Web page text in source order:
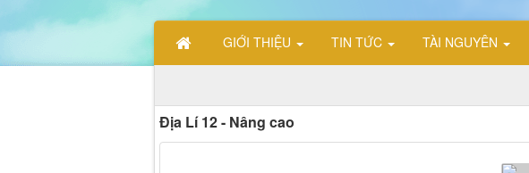
GIỚI THIỆU TIN TỨC TÀI NGUYÊN
Địa Lí 12 - Nâng cao